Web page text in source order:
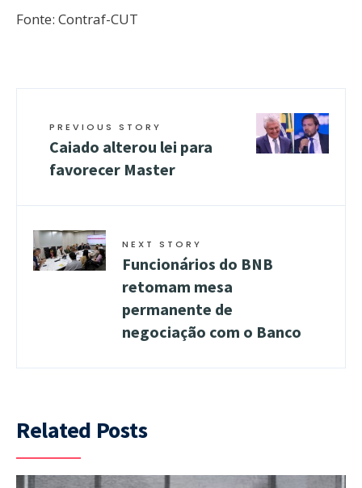
Fonte: Contraf-CUT
PREVIOUS STORY
Caiado alterou lei para
favorecer Master
NEXT STORY
Funcionários do BNB
retomam mesa
permanente de
negociação com o Banco
Related Posts